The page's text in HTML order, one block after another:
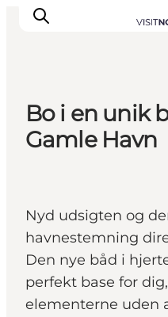
Oplev
Book oplevelser
For børn
Bo i en unik
Gamle Havn
Nyd udsigten og
havnestemning
Den nye båd i
perfekt base for
elementerne uden